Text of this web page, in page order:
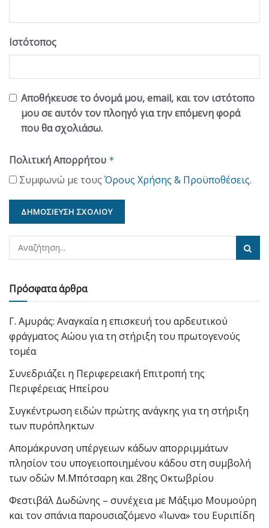
Ιστότοπος
Αποθήκευσε το όνομά μου, email, και τον ιστότοπο
μου σε αυτόν τον πλοηγό για την επόμενη φορά
που θα σχολιάσω.
Πολιτική Απορρήτου *
Συμφωνώ με τους Όρους Χρήσης & Προϋποθέσεις.
Πρόσφατα άρθρα
Γ. Αμυράς: Αναγκαία η επισκευή του αρδευτικού
φράγματος Αώου για τη στήριξη του πρωτογενούς
τομέα
Συνεδριάζει η Περιφερειακή Επιτροπή της
Περιφέρειας Ηπείρου
Συγκέντρωση ειδών πρώτης ανάγκης για τη στήριξη
των πυρόπληκτων
Απομάκρυνση υπέργειων κάδων απορριμμάτων
πλησίον του υπογειοποιημένου κάδου στη συμβολή
των οδών Μ.Μπότσαρη και 28ης Οκτωβρίου
Φεστιβάλ Δωδώνης – συνέχεια με Μάξιμο Μουμούρη
και τον σπάνια παρουσιαζόμενο «Ίωνα» του Ευριπίδη